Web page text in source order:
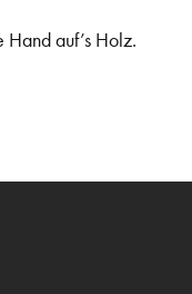
auf’s Holz.